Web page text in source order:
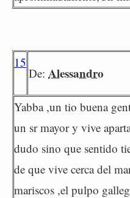
15
De: Alessandro
Yabba ,un tio buena
un sr mayor y vive
dudo sino que sentido
de que vive cerca del
mariscos ,el pulpo